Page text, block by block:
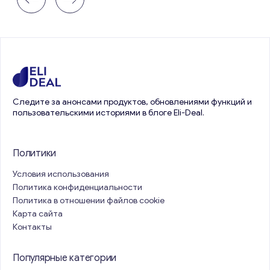
Следите за анонсами продуктов, обновлениями функций и
пользовательскими историями в блоге Eli-Deal.
Политики
Условия использования
Политика конфиденциальности
Политика в отношении файлов cookie
Карта сайта
Контакты
Популярные категории